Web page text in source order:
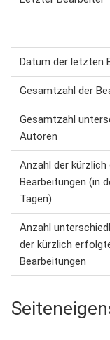
Datum der letzten
Gesamtzahl der
Gesamtzahl
Autoren
Anzahl der
Bearbeitungen (in
Tagen)
Anzahl
der kürzlich
Bearbeitungen